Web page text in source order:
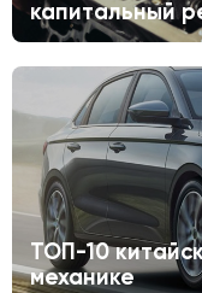
капитальный
ТОП-10
механике